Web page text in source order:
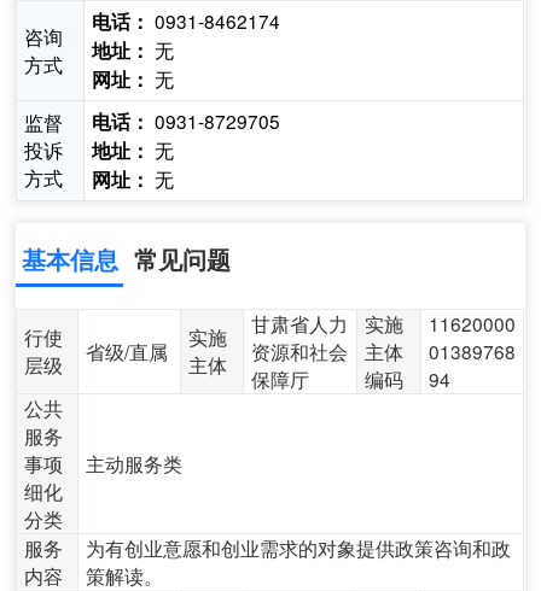
咨询
方式
电话： 0931-8462174
地址： 无
网址： 无
监督
投诉
方式
电话： 0931-8729705
地址： 无
网址： 无
基本信息 常见问题
行使
层级
省级/直属
实施
主体
甘肃省人力
资源和社会
保障厅
实施
主体
编码
11620000
01389768
94
公共
服务
事项
细化
分类
主动服务类
服务
内容
为有创业意愿和创业需求的对象提供政策咨询和政
策解读。